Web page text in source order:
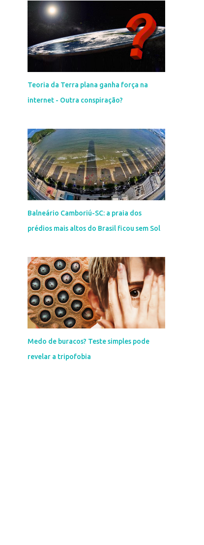
Teoria da Terra plana ganha força na
internet - Outra conspiração?
Balneário Camboriú-SC: a praia dos
prédios mais altos do Brasil ficou sem Sol
Medo de buracos? Teste simples pode
revelar a tripofobia